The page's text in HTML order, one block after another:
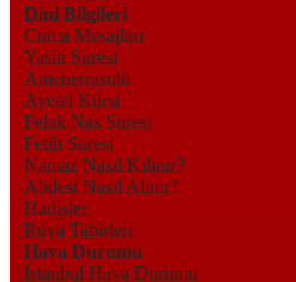
Dini Bilgileri
Cuma Mesajları
Yasin Suresi
Amenerrasulü
Ayetel Kürsi
Felak Nas Suresi
Fetih Suresi
Namaz Nasıl Kılınır?
Abdest Nasıl Alınır?
Hadisler
Rüya Tabirleri
Hava Durumu
İstanbul Hava Durumu